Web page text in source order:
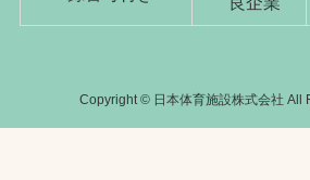
Copyright © 日本体育施設株式会社 All